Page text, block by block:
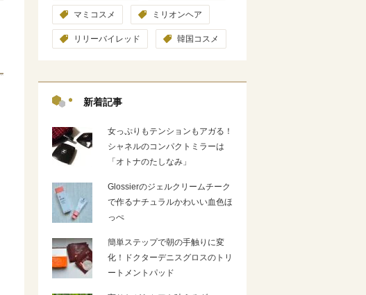
マミコスメ ミリオンヘア
リリーバイレッド 韓国コスメ
新着記事
女っぷりもテンションもアガる！
シャネルのコンパクトミラーは
「オトナのたしなみ」
Glossierのジェルクリームチーク
で作るナチュラルかわいい血色ほ
っぺ
簡単ステップで朝の手触りに変
化！ドクターデニスグロスのトリ
ートメントパッド